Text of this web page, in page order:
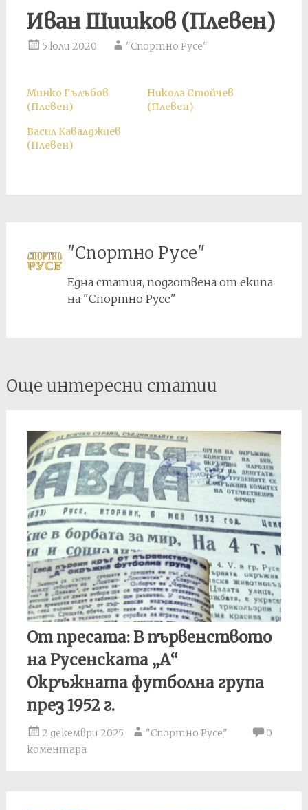
Иван Шишков (Плевен)
5 юли 2020 "Спортно Русе"
Минко Гълъбов
(Плевен)
Никола Стойчев
(Плевен)
Васил Кавалджиев
(Плевен)
"Спортно Русе"
Една статия, подготвена от екипа
на "Спортно Русе"
Post
navigation
Още интересни статии
От пресата: В първенството
на Русенската „А“
Окръжната футболна група
през 1952 г.
2 декември 2025 "Спортно Русе"
0
коментара